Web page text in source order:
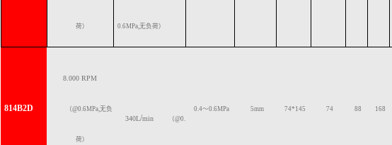
荷） 0.6MPa,无负荷）
814B2D
8.000 RPM
（@0.6MPa,无负
荷）
340L/min （@0.
0.4～0.6MPa 5mm 74*145 74 88 168